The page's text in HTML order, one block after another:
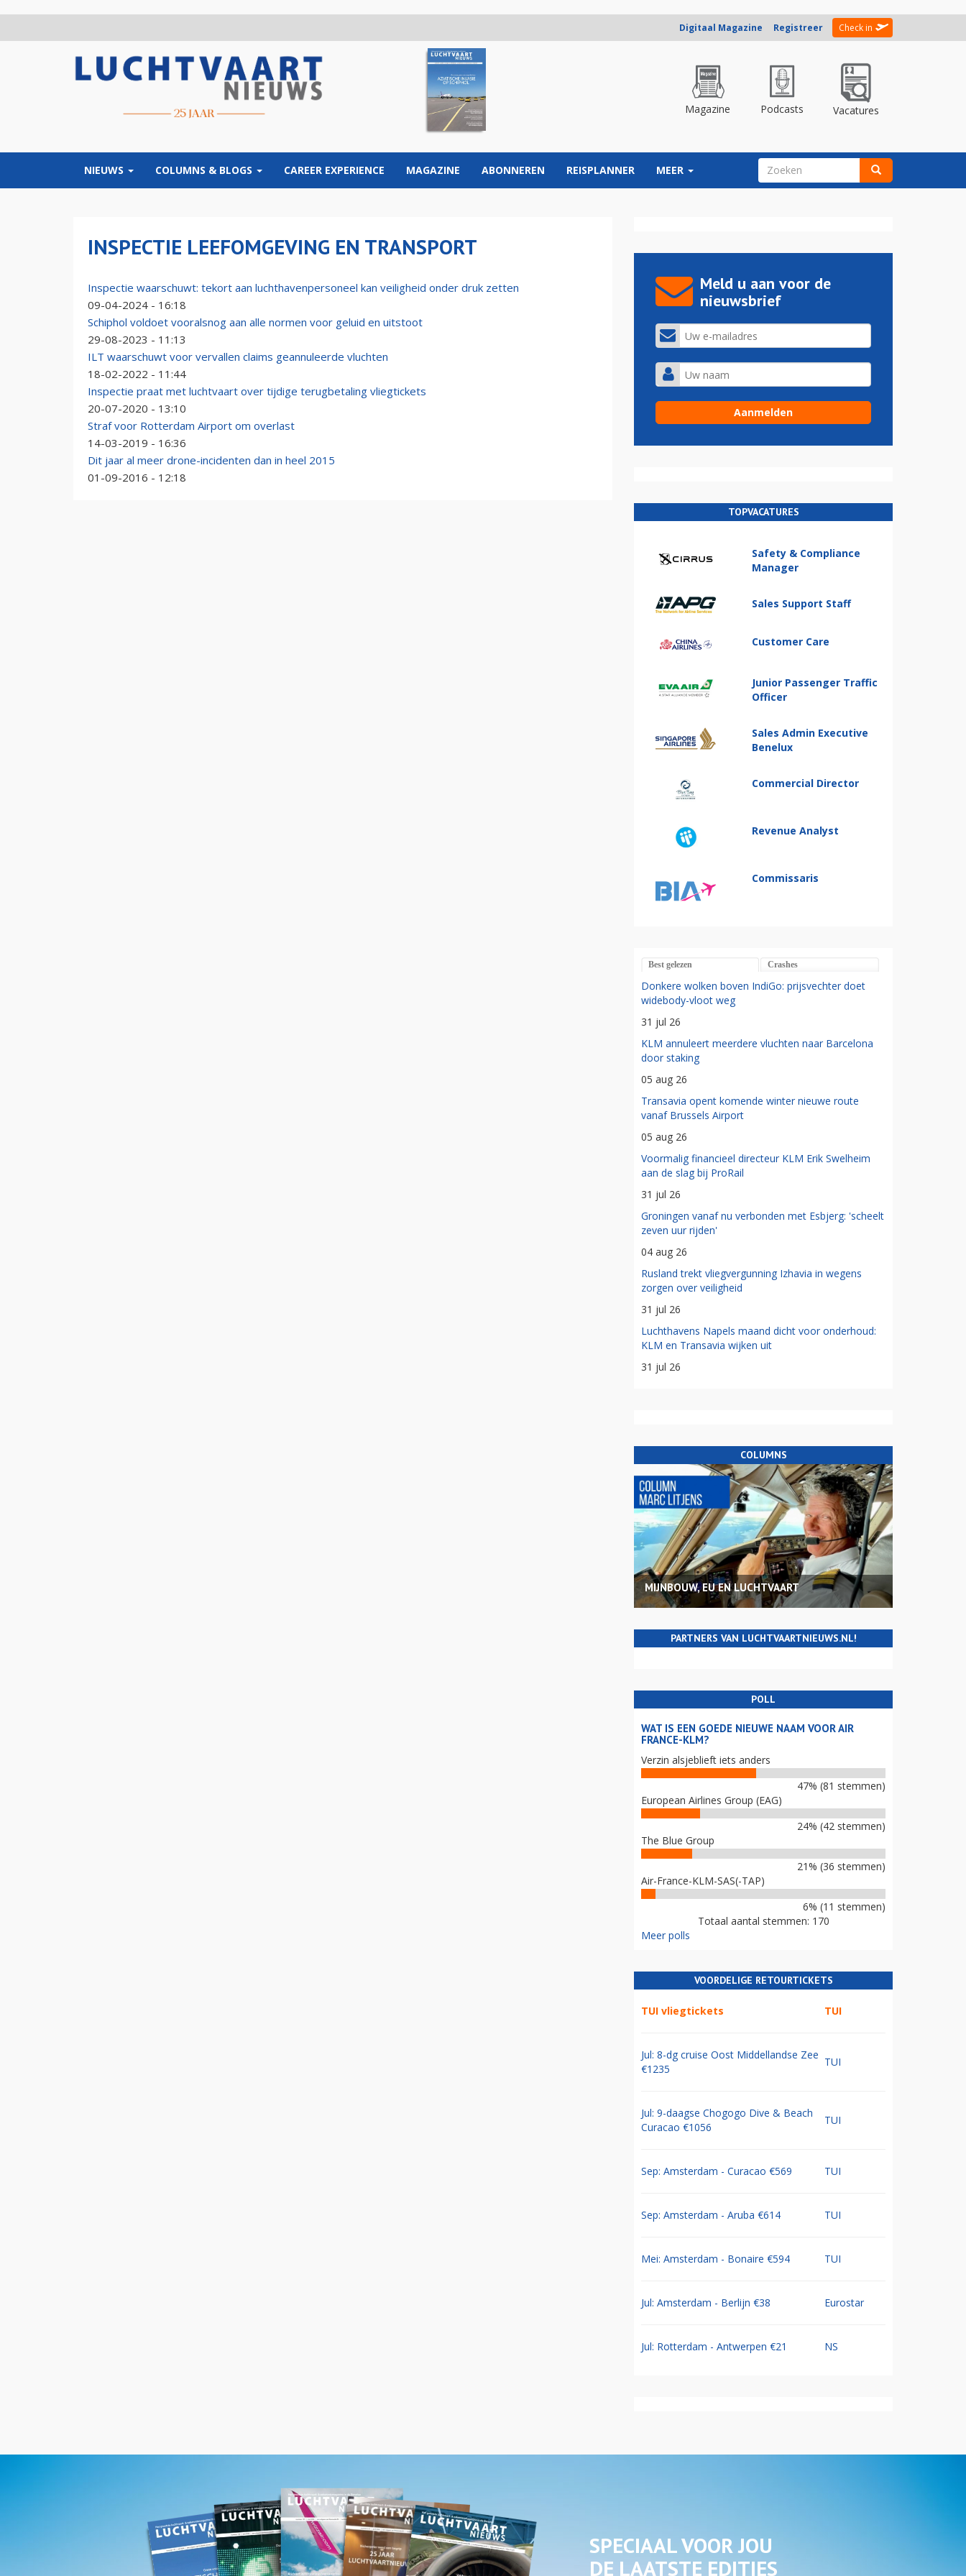
Digitaal Magazine Registreer Check in
Magazine Podcasts Vacatures
NIEUWS COLUMNS & BLOGS CAREER EXPERIENCE MAGAZINE ABONNEREN REISPLANNER MEER ZOEKVELD
INSPECTIE LEEFOMGEVING EN TRANSPORT
Inspectie waarschuwt: tekort aan luchthavenpersoneel kan veiligheid onder druk zetten
09-04-2024 - 16:18
Schiphol voldoet vooralsnog aan alle normen voor geluid en uitstoot
29-08-2023 - 11:13
ILT waarschuwt voor vervallen claims geannuleerde vluchten
18-02-2022 - 11:44
Inspectie praat met luchtvaart over tijdige terugbetaling vliegtickets
20-07-2020 - 13:10
Straf voor Rotterdam Airport om overlast
14-03-2019 - 16:36
Dit jaar al meer drone-incidenten dan in heel 2015
01-09-2016 - 12:18
Meld u aan voor de
nieuwsbrief
TOPVACATURES
Safety & Compliance
Manager
Sales Support Staff
Customer Care
Junior Passenger Traffic
Officer
Sales Admin Executive
Benelux
Commercial Director
Revenue Analyst
Commissaris
Best gelezen Crashes
Donkere wolken boven IndiGo: prijsvechter doet
widebody-vloot weg
31 jul 26
KLM annuleert meerdere vluchten naar Barcelona
door staking
05 aug 26
Transavia opent komende winter nieuwe route
vanaf Brussels Airport
05 aug 26
Voormalig financieel directeur KLM Erik Swelheim
aan de slag bij ProRail
31 jul 26
Groningen vanaf nu verbonden met Esbjerg: 'scheelt
zeven uur rijden'
04 aug 26
Rusland trekt vliegvergunning Izhavia in wegens
zorgen over veiligheid
31 jul 26
Luchthavens Napels maand dicht voor onderhoud:
KLM en Transavia wijken uit
31 jul 26
COLUMNS
MIJNBOUW, EU EN LUCHTVAART
PARTNERS VAN LUCHTVAARTNIEUWS.NL!
POLL
WAT IS EEN GOEDE NIEUWE NAAM VOOR AIR
FRANCE-KLM?
Verzin alsjeblieft iets anders
47% (81 stemmen)
European Airlines Group (EAG)
24% (42 stemmen)
The Blue Group
21% (36 stemmen)
Air-France-KLM-SAS(-TAP)
6% (11 stemmen)
Totaal aantal stemmen: 170
Meer polls
VOORDELIGE RETOURTICKETS
TUI vliegtickets TUI
Jul: 8-dg cruise Oost Middellandse Zee
€1235
TUI
Jul: 9-daagse Chogogo Dive & Beach
Curacao €1056
TUI
Sep: Amsterdam - Curacao €569 TUI
Sep: Amsterdam - Aruba €614 TUI
Mei: Amsterdam - Bonaire €594 TUI
Jul: Amsterdam - Berlijn €38 Eurostar
Jul: Rotterdam - Antwerpen €21 NS
SPECIAAL VOOR JOU
DE LAATSTE EDITIES